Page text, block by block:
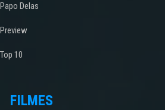
Papo Delas
Preview
Top 10
FILMES